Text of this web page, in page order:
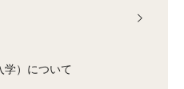
学）について